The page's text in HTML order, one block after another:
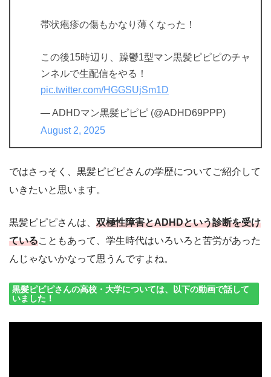
帯状疱疹の傷もかなり薄くなった！
この後15時辺り、躁鬱1型マン黒髪ピピピのチャ
ンネルで生配信をやる！
pic.twitter.com/HGGSUjSm1D
— ADHDマン黒髪ピピピ (@ADHD69PPP)
August 2, 2025
ではさっそく、黒髪ピピピさんの学歴についてご紹介して
いきたいと思います。
黒髪ピピピさんは、 双極性障害とADHDという診断を受け
ていることもあって、学生時代はいろいろと苦労があった
んじゃないかなって思うんですよね。
黒髪ピピピさんの高校・大学については、以下の動画で話して
いました！